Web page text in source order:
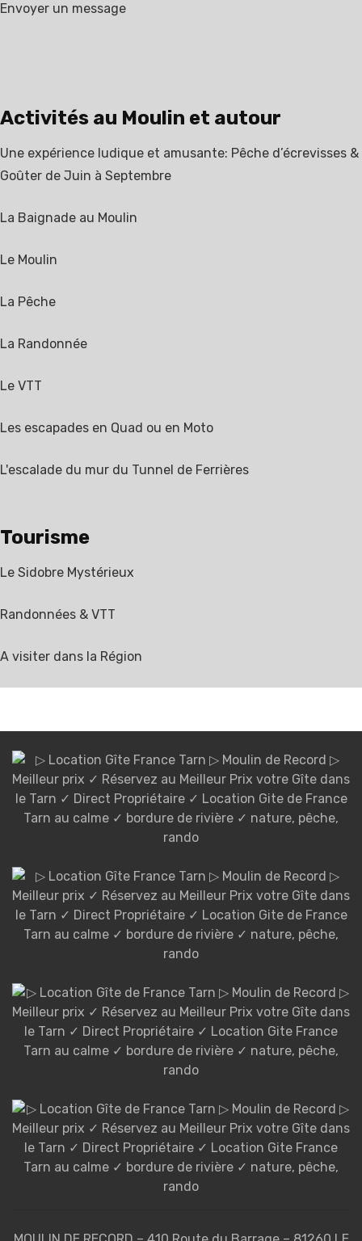
Envoyer un message
Activités au Moulin et autour
Une expérience ludique et amusante: Pêche d’écrevisses &
Goûter de Juin à Septembre
La Baignade au Moulin
Le Moulin
La Pêche
La Randonnée
Le VTT
Les escapades en Quad ou en Moto
L'escalade du mur du Tunnel de Ferrières
Tourisme
Le Sidobre Mystérieux
Randonnées & VTT
A visiter dans la Région